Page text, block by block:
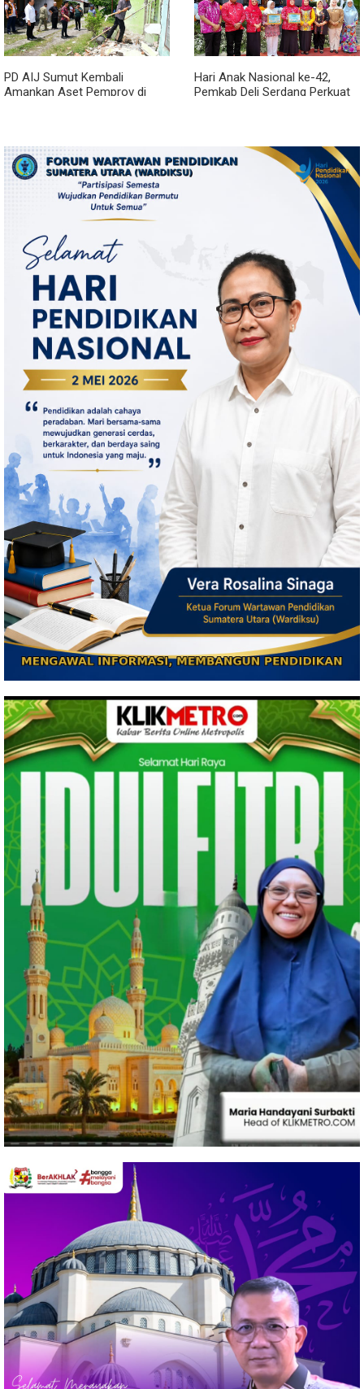
PD AIJ Sumut Kembali
Amankan Aset Pemprov di
Hari Anak Nasional ke-42,
Pemkab Deli Serdang Perkuat